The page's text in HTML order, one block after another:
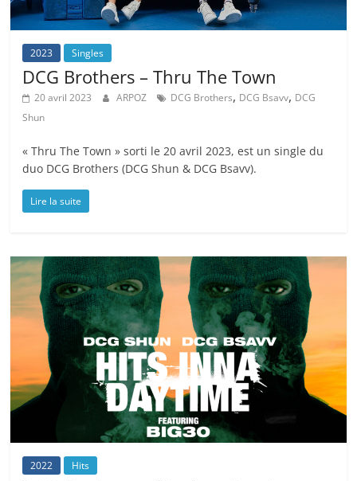
2023 Singles
DCG Brothers – Thru The Town
20 avril 2023 ARPOZ DCG Brothers, DCG Bsavv, DCG
Shun
« Thru The Town » sorti le 20 avril 2023, est un single du
duo DCG Brothers (DCG Shun & DCG Bsavv).
Lire la suite
2022 Hits